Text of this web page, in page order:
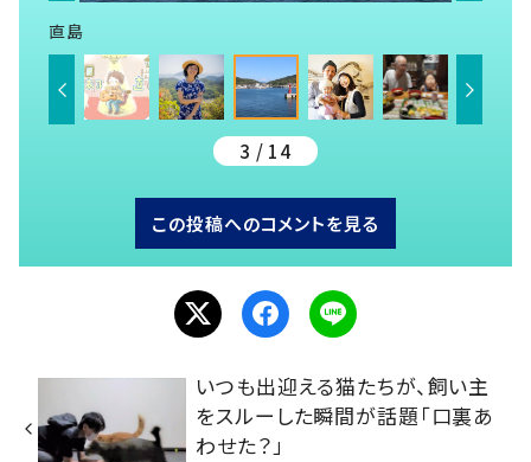
直島
3 / 14
この投稿へのコメントを見る
いつも出迎える猫たちが、飼い主
をスルーした瞬間が話題「口裏あ
わせた？」